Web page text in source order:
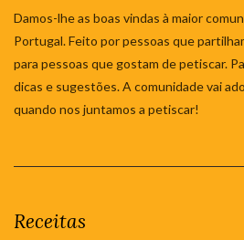
Damos-lhe as boas vindas à maior
Portugal. Feito por pessoas que
para pessoas que gostam de petiscar.
dicas e sugestões. A comunidade vai
quando nos juntamos a petiscar!
Receitas